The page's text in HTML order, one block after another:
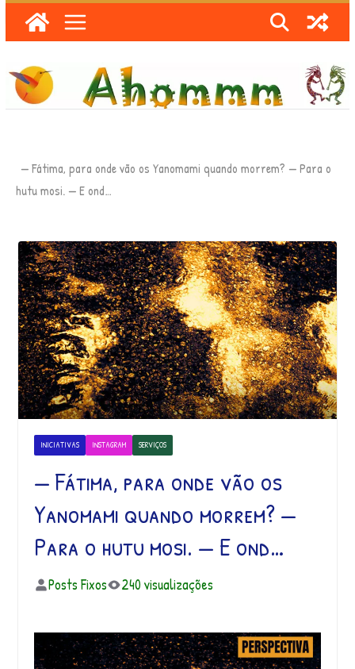
Skip
to
content
— Fátima, para onde vão os Yanomami quando morrem? — Para o
hutu mosi. — E ond…
INICIATIVAS INSTAGRAM SERVIÇOS
— Fátima, para onde vão os
Yanomami quando morrem? —
Para o hutu mosi. — E ond…
Posts Fixos 240 visualizações